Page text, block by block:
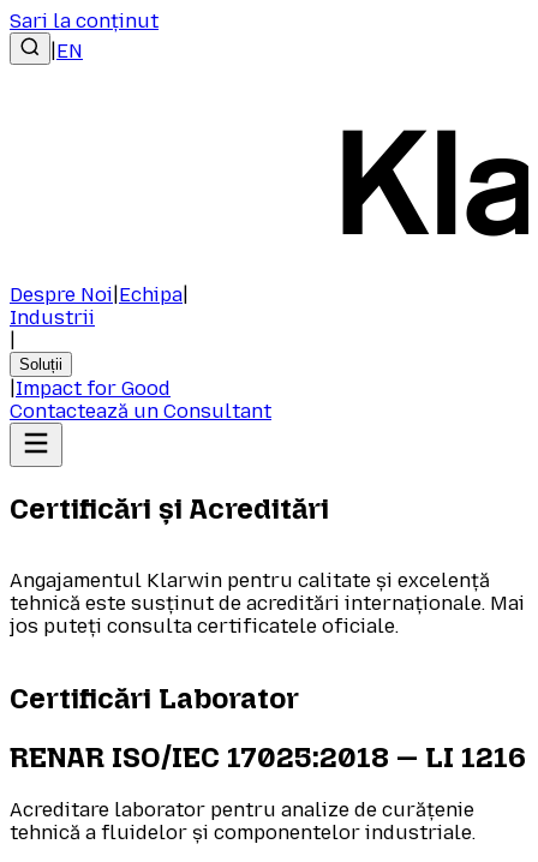
Sari la conținut
EN
Despre Noi Echipa
Industrii
Soluții
Impact for Good
Contactează un Consultant
Certificări și Acreditări
Angajamentul Klarwin pentru calitate și excelență
tehnică este susținut de acreditări internaționale. Mai
jos puteți consulta certificatele oficiale.
Certificări Laborator
RENAR ISO/IEC 17025:2018 — LI 1216
Acreditare laborator pentru analize de curățenie
tehnică a fluidelor și componentelor industriale.